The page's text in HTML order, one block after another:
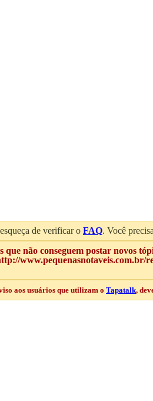
de verificar o FAQ. Você
que não conseguem postar novos
aos usuários que utilizam o Tapatalk,